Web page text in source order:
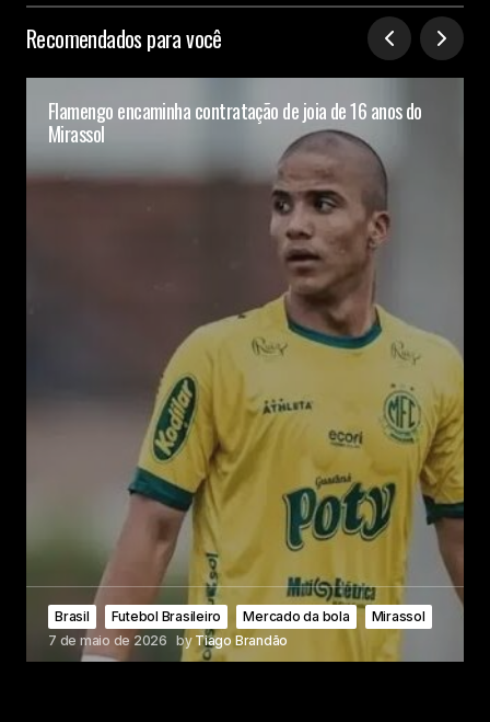
Recomendados para você
Flamengo encaminha contratação de joia de 16 anos do
Mirassol
Brasil Futebol Brasileiro Mercado da bola
Mirassol
7 de maio de 2026 by Tiago Brandão